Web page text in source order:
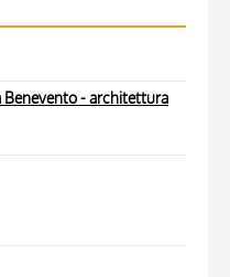
Benevento - architettura